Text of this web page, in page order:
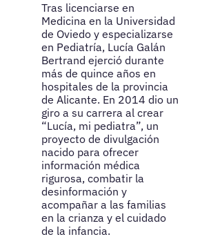
Tras licenciarse en
Medicina en la Universidad
de Oviedo y especializarse
en Pediatría, Lucía Galán
Bertrand ejerció durante
más de quince años en
hospitales de la provincia
de Alicante. En 2014 dio un
giro a su carrera al crear
“Lucía, mi pediatra”, un
proyecto de divulgación
nacido para ofrecer
información médica
rigurosa, combatir la
desinformación y
acompañar a las familias
en la crianza y el cuidado
de la infancia.